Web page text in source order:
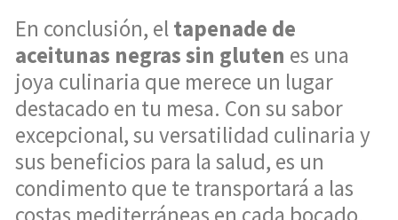
En conclusión, eltapenade de
aceitunas negras sin gluten es una
joya culinaria que merece un lugar
destacado en tu mesa. Con su sabor
excepcional, su versatilidad culinaria y
sus beneficios para la salud, es un
condimento que te transportará a las